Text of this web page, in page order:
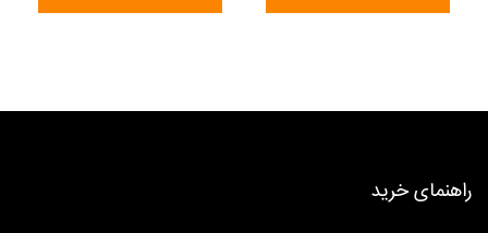
راهنمای خرید